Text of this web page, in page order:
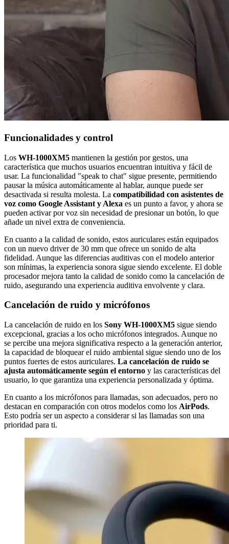
Funcionalidades y control
Los WH-1000XM5 mantienen la gestión por gestos, una
característica que muchos usuarios encuentran intuitiva y fácil de
usar. La funcionalidad "speak to chat" sigue presente, permitiendo
pausar la música automáticamente al hablar, aunque puede ser
desactivada si resulta molesta. La compatibilidad con asistentes de
voz como Google Assistant y Alexa es un punto a favor, y ahora se
pueden activar por voz sin necesidad de presionar un botón, lo que
añade un nivel extra de conveniencia.
En cuanto a la calidad de sonido, estos auriculares están equipados
con un nuevo driver de 30 mm que ofrece un sonido de alta
fidelidad. Aunque las diferencias auditivas con el modelo anterior
son mínimas, la experiencia sonora sigue siendo excelente. El doble
procesador mejora tanto la calidad de sonido como la cancelación de
ruido, asegurando una experiencia auditiva envolvente y clara.
Cancelación de ruido y micrófonos
La cancelación de ruido en los Sony WH-1000XM5 sigue siendo
excepcional, gracias a los ocho micrófonos integrados. Aunque no
se percibe una mejora significativa respecto a la generación anterior,
la capacidad de bloquear el ruido ambiental sigue siendo uno de los
puntos fuertes de estos auriculares. La cancelación de ruido se
ajusta automáticamente según el entorno y las características del
usuario, lo que garantiza una experiencia personalizada y óptima.
En cuanto a los micrófonos para llamadas, son adecuados, pero no
destacan en comparación con otros modelos como los AirPods.
Esto podría ser un aspecto a considerar si las llamadas son una
prioridad para ti.